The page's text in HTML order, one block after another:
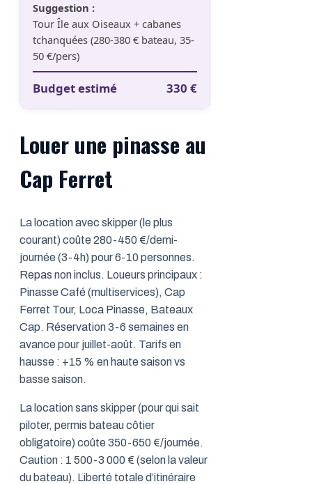
Suggestion :
Tour Île aux Oiseaux + cabanes
tchanquées (280-380 € bateau, 35-
50 €/pers)
Budget estimé 330 €
Louer une pinasse au
Cap Ferret
La location avec skipper (le plus
courant) coûte 280-450 €/demi-
journée (3-4h) pour 6-10 personnes.
Repas non inclus. Loueurs principaux :
Pinasse Café (multiservices), Cap
Ferret Tour, Loca Pinasse, Bateaux
Cap. Réservation 3-6 semaines en
avance pour juillet-août. Tarifs en
hausse : +15 % en haute saison vs
basse saison.
La location sans skipper (pour qui sait
piloter, permis bateau côtier
obligatoire) coûte 350-650 €/journée.
Caution : 1 500-3 000 € (selon la valeur
du bateau). Liberté totale d’itinéraire